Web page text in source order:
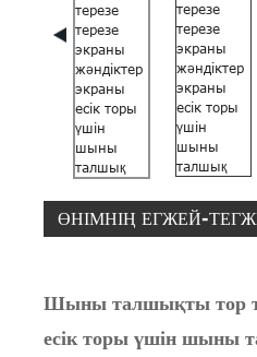
ӨНІМНІҢ ЕГЖЕЙ-
Шыны талшықты тор
есік торы үшін шыны